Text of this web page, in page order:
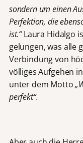
sondern um einen
Perfektion, die
ist.“Laura Hidalgo
gelungen, was alle
Verbindung von
völliges Aufgehen
unter dem Motto
perfekt“.